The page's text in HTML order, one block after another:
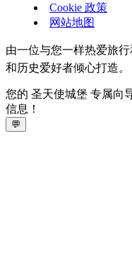
Cookie 政策
网站地图
由一位与您一样热爱旅
和历史爱好者倾心打造。
您的 圣天使城堡 专属向
信息！
💬